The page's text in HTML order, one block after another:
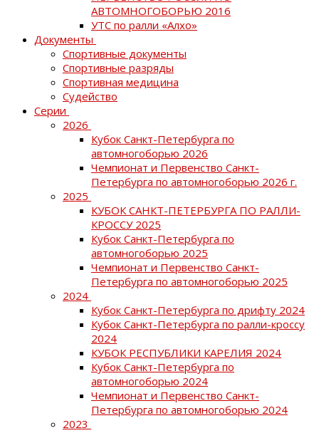
АВТОМНОГОБОРЬЮ 2016
УТС по ралли «Алхо»
Документы
Спортивные документы
Спортивные разряды
Спортивная медицина
Судейство
Серии
2026
Кубок Санкт-Петербурга по
автомногоборью 2026
Чемпионат и Первенство Санкт-
Петербурга по автомногоборью 2026 г.
2025
КУБОК САНКТ-ПЕТЕРБУРГА ПО РАЛЛИ-
КРОССУ 2025
Кубок Санкт-Петербурга по
автомногоборью 2025
Чемпионат и Первенство Санкт-
Петербурга по автомногоборью 2025
2024
Кубок Санкт-Петербурга по дрифту 2024
Кубок Санкт-Петербурга по ралли-кроссу
2024
КУБОК РЕСПУБЛИКИ КАРЕЛИЯ 2024
Кубок Санкт-Петербурга по
автомногоборью 2024
Чемпионат и Первенство Санкт-
Петербурга по автомногоборью 2024
2023